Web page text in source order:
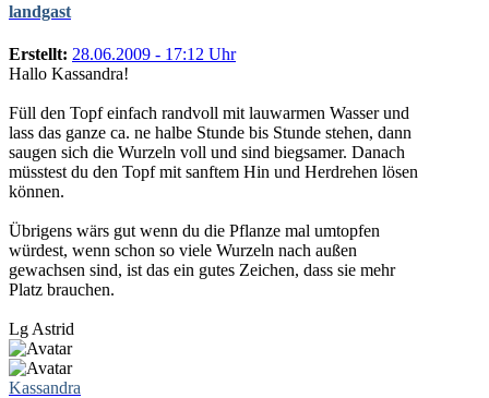
landgast
Erstellt: 28.06.2009 - 17:12 Uhr
Hallo Kassandra!
Füll den Topf einfach randvoll mit lauwarmen Wasser und
lass das ganze ca. ne halbe Stunde bis Stunde stehen, dann
saugen sich die Wurzeln voll und sind biegsamer. Danach
müsstest du den Topf mit sanftem Hin und Herdrehen lösen
können.
Übrigens wärs gut wenn du die Pflanze mal umtopfen
würdest, wenn schon so viele Wurzeln nach außen
gewachsen sind, ist das ein gutes Zeichen, dass sie mehr
Platz brauchen.
Lg Astrid
Kassandra